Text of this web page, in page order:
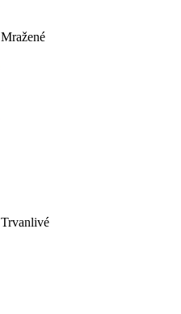
Mražené
Trvanlivé